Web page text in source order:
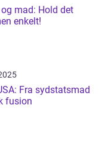
mad: Hold det
enkelt!
Fra sydstatsmad
fusion